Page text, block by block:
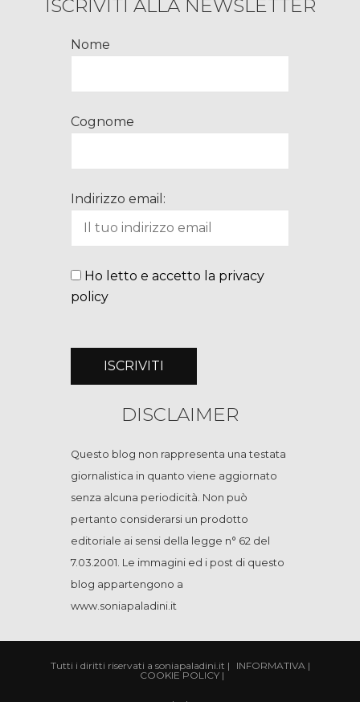
ISCRIVITI ALLA NEWSLETTER
Nome
Cognome
Indirizzo email:
Ho letto e accetto la privacy
policy
DISCLAIMER
Questo blog non rappresenta una testata
giornalistica in quanto viene aggiornato
senza alcuna periodicità. Non può
pertanto considerarsi un prodotto
editoriale ai sensi della legge n° 62 del
7.03.2001. Le immagini ed i post di questo
blog appartengono a
www.soniapaladini.it
Tutti i diritti riservati a soniapaladini.it | INFORMATIVA|
COOKIE POLICY |